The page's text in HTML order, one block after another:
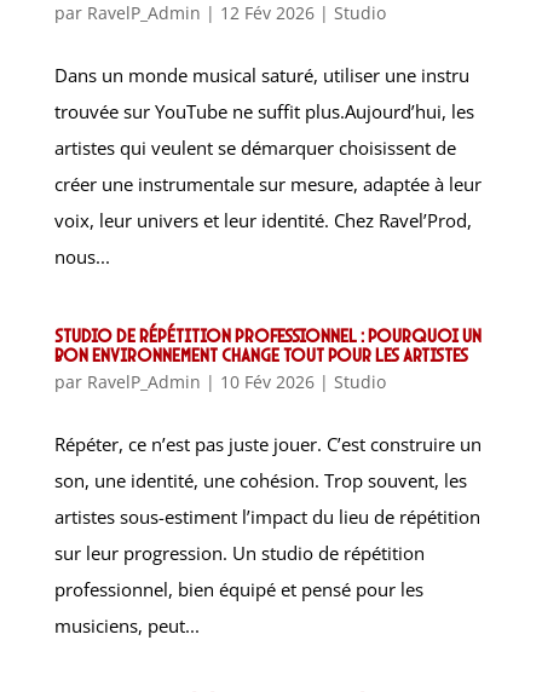
par RavelP_Admin | 12 Fév 2026| Studio
Dans un monde musical saturé, utiliser une instru
trouvée sur YouTube ne suffit plus.Aujourd’hui, les
artistes qui veulent se démarquer choisissent de
créer une instrumentale sur mesure, adaptée à leur
voix, leur univers et leur identité. Chez Ravel’Prod,
nous...
Studio de répétition professionnel : pourquoi un
bon environnement change tout pour les artistes
par RavelP_Admin | 10 Fév 2026| Studio
Répéter, ce n’est pas juste jouer. C’est construire un
son, une identité, une cohésion. Trop souvent, les
artistes sous-estiment l’impact du lieu de répétition
sur leur progression. Un studio de répétition
professionnel, bien équipé et pensé pour les
musiciens, peut...